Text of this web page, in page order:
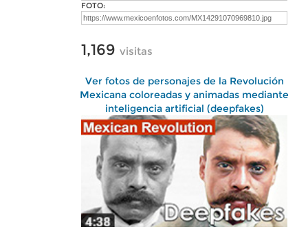
FOTO:
1,169 visitas
Ver fotos de personajes de la Revolución
Mexicana coloreadas y animadas mediante
inteligencia artificial (deepfakes)